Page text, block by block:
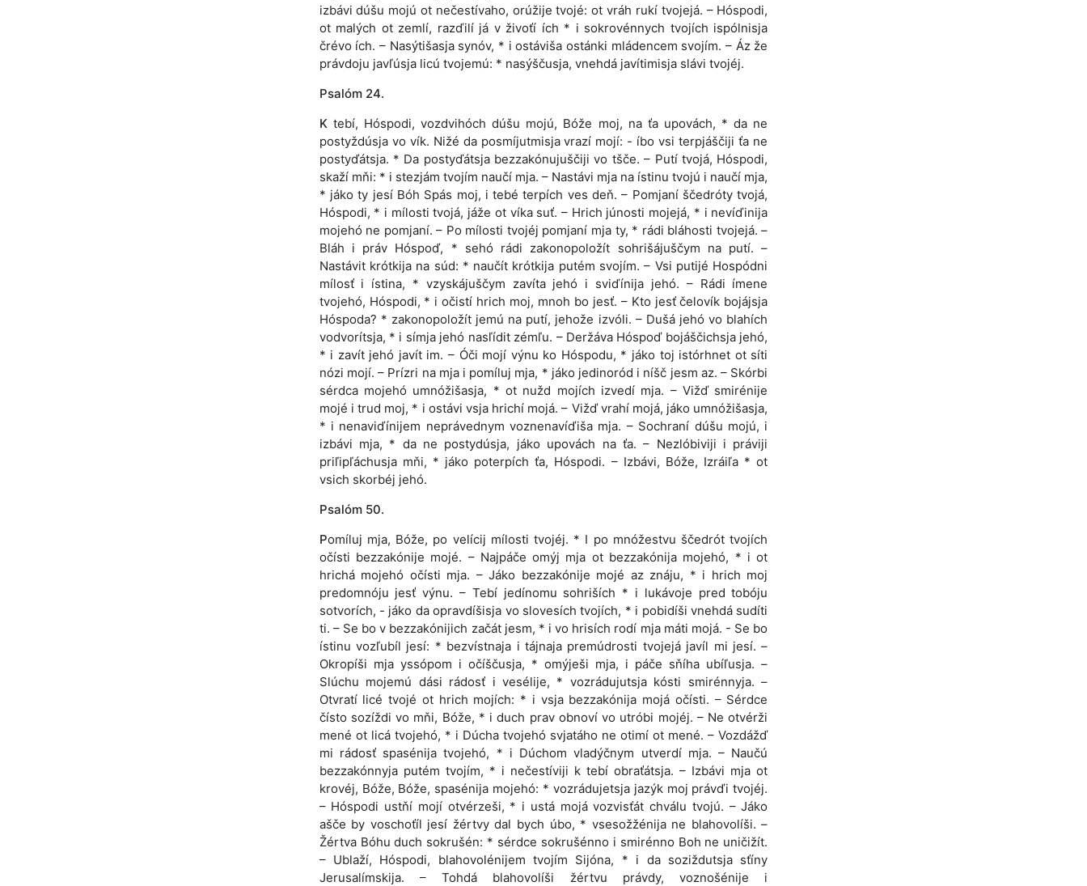
izbávi dúšu mojú ot nečestívaho, orúžije tvojé: ot vráh rukí tvojejá. – Hóspodi,
ot malých ot zemlí, razďilí já v živoťí ích * i sokrovénnych tvojích ispólnisja
črévo ích. – Nasýtišasja synóv, * i ostáviša ostánki mládencem svojím. – Áz že
právdoju javľúsja licú tvojemú: * nasýščusja, vnehdá javítimisja slávi tvojéj.
Psalóm 24.
Ktebí, Hóspodi, vozdvihóch dúšu mojú, Bóže moj, na ťa upovách, * da ne
postyždúsja vo vík. Nižé da posmíjutmisja vrazí mojí: - íbo vsi terpjáščiji ťa ne
postyďátsja. * Da postyďátsja bezzakónujuščiji vo tšče. – Putí tvojá, Hóspodi,
skaží mňi: * i stezjám tvojím naučí mja. – Nastávi mja na ístinu tvojú i naučí mja,
* jáko ty jesí Bóh Spás moj, i tebé terpích ves deň. – Pomjaní ščedróty tvojá,
Hóspodi, * i mílosti tvojá, jáže ot víka suť. – Hrich júnosti mojejá, * i nevíďinija
mojehó ne pomjaní. – Po mílosti tvojéj pomjaní mja ty, * rádi bláhosti tvojejá. –
Bláh i práv Hóspoď, * sehó rádi zakonopoložít sohrišájuščym na putí. –
Nastávit krótkija na súd: * naučít krótkija putém svojím. – Vsi putijé Hospódni
mílosť i ístina, * vzyskájuščym zavíta jehó i sviďínija jehó. – Rádi ímene
tvojehó, Hóspodi, * i očistí hrich moj, mnoh bo jesť. – Kto jesť čelovík bojájsja
Hóspoda? * zakonopoložít jemú na putí, jehože izvóli. – Dušá jehó vo blahích
vodvorítsja, * i símja jehó nasľídit zémľu. – Deržáva Hóspoď bojáščichsja jehó,
* i zavít jehó javít im. – Óči mojí výnu ko Hóspodu, * jáko toj istórhnet ot síti
nózi mojí. – Prízri na mja i pomíluj mja, * jáko jedinoród i níšč jesm az. – Skórbi
sérdca mojehó umnóžišasja, * ot nužd mojích izvedí mja. – Vižď smirénije
mojé i trud moj, * i ostávi vsja hrichí mojá. – Vižď vrahí mojá, jáko umnóžišasja,
* i nenaviďínijem neprávednym voznenavíďiša mja. – Sochraní dúšu mojú, i
izbávi mja, * da ne postydúsja, jáko upovách na ťa. – Nezlóbiviji i práviji
priľipľáchusja mňi, * jáko poterpích ťa, Hóspodi. – Izbávi, Bóže, Izráiľa * ot
vsich skorbéj jehó.
Psalóm 50.
Pomíluj mja, Bóže, po velícij mílosti tvojéj. * I po mnóžestvu ščedrót tvojích
očísti bezzakónije mojé. – Najpáče omýj mja ot bezzakónija mojehó, * i ot
hrichá mojehó očísti mja. – Jáko bezzakónije mojé az znáju, * i hrich moj
predomnóju jesť výnu. – Tebí jedínomu sohriších * i lukávoje pred tobóju
sotvorích, - jáko da opravdíšisja vo slovesích tvojích, * i pobidíši vnehdá sudíti
ti. – Se bo v bezzakónijich začát jesm, * i vo hrisích rodí mja máti mojá. - Se bo
ístinu vozľubíl jesí: * bezvístnaja i tájnaja premúdrosti tvojejá javíl mi jesí. –
Okropíši mja yssópom i očíščusja, * omýješi mja, i páče sňíha ubíľusja. –
Slúchu mojemú dási rádosť i vesélije, * vozrádujutsja kósti smirénnyja. –
Otvratí licé tvojé ot hrich mojích: * i vsja bezzakónija mojá očísti. – Sérdce
čísto sozíždi vo mňi, Bóže, * i duch prav obnoví vo utróbi mojéj. – Ne otvérži
mené ot licá tvojehó, * i Dúcha tvojehó svjatáho ne otimí ot mené. – Vozdážď
mi rádosť spasénija tvojehó, * i Dúchom vladýčnym utverdí mja. – Naučú
bezzakónnyja putém tvojím, * i nečestíviji k tebí obraťátsja. – Izbávi mja ot
krovéj, Bóže, Bóže, spasénija mojehó: * vozrádujetsja jazýk moj právďi tvojéj.
– Hóspodi ustňí mojí otvérzeši, * i ustá mojá vozvisťát chválu tvojú. – Jáko
ašče by voschoťíl jesí žértvy dal bych úbo, * vsesožžénija ne blahovolíši. –
Žértva Bóhu duch sokrušén: * sérdce sokrušénno i smirénno Boh ne uničižít.
– Ublaží, Hóspodi, blahovolénijem tvojím Sijóna, * i da soziždutsja sťíny
Jerusalímskija. – Tohdá blahovolíši žértvu právdy, voznošénije i